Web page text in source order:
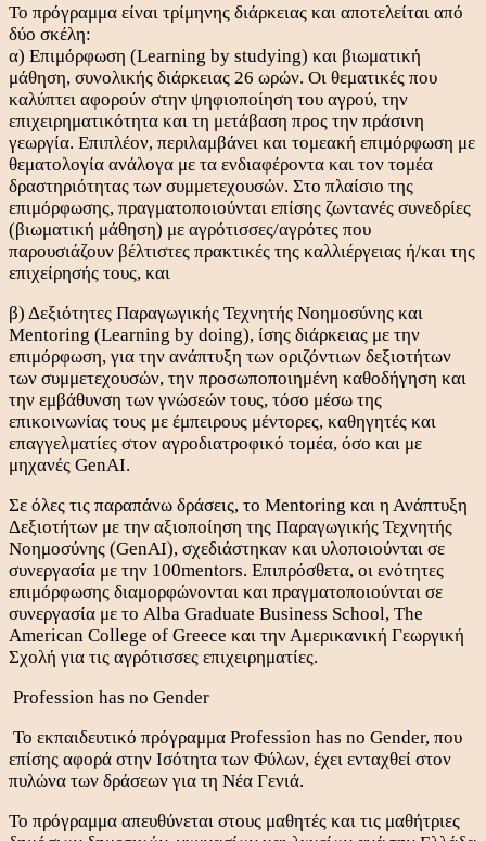
Το πρόγραμμα είναι τρίμηνης διάρκειας και αποτελείται από
δύο σκέλη:
α) Επιμόρφωση (Learning by studying) και βιωματική
μάθηση, συνολικής διάρκειας 26 ωρών. Οι θεματικές που
καλύπτει αφορούν στην ψηφιοποίηση του αγρού, την
επιχειρηματικότητα και τη μετάβαση προς την πράσινη
γεωργία. Επιπλέον, περιλαμβάνει και τομεακή επιμόρφωση με
θεματολογία ανάλογα με τα ενδιαφέροντα και τον τομέα
δραστηριότητας των συμμετεχουσών. Στο πλαίσιο της
επιμόρφωσης, πραγματοποιούνται επίσης ζωντανές συνεδρίες
(βιωματική μάθηση) με αγρότισσες/αγρότες που
παρουσιάζουν βέλτιστες πρακτικές της καλλιέργειας ή/και της
επιχείρησής τους, και
β) Δεξιότητες Παραγωγικής Τεχνητής Νοημοσύνης και
Μentoring (Learning by doing), ίσης διάρκειας με την
επιμόρφωση, για την ανάπτυξη των οριζόντιων δεξιοτήτων
των συμμετεχουσών, την προσωποποιημένη καθοδήγηση και
την εμβάθυνση των γνώσεών τους, τόσο μέσω της
επικοινωνίας τους με έμπειρους μέντορες, καθηγητές και
επαγγελματίες στον αγροδιατροφικό τομέα, όσο και με
μηχανές GenAI.
Σε όλες τις παραπάνω δράσεις, το Mentoring και η Ανάπτυξη
Δεξιοτήτων με την αξιοποίηση της Παραγωγικής Τεχνητής
Νοημοσύνης (GenAI), σχεδιάστηκαν και υλοποιούνται σε
συνεργασία με την 100mentors. Επιπρόσθετα, οι ενότητες
επιμόρφωσης διαμορφώνονται και πραγματοποιούνται σε
συνεργασία με το Alba Graduate Business School, The
American College of Greece και την Αμερικανική Γεωργική
Σχολή για τις αγρότισσες επιχειρηματίες.
Profession has no Gender
Το εκπαιδευτικό πρόγραμμα Profession has no Gender, που
επίσης αφορά στην Ισότητα των Φύλων, έχει ενταχθεί στον
πυλώνα των δράσεων για τη Νέα Γενιά.
Το πρόγραμμα απευθύνεται στους μαθητές και τις μαθήτριες